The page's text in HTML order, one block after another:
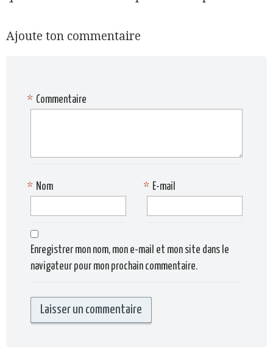
Ajoute ton commentaire
Commentaire
*
Nom
* E-mail
*
Enregistrer mon nom, mon e-mail et mon site dans le
navigateur pour mon prochain commentaire.